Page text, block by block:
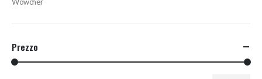
Wowcher
Prezzo